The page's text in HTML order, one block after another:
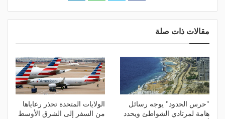
مقالات ذات صلة
"حرس الحدود" يوجه رسائل
هامة لمرتادي الشواطئ ويحدد
الولايات المتحدة تحذر رعاياها
من السفر إلى الشرق الأوسط